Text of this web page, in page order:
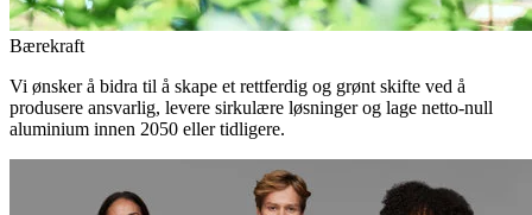
Bærekraft
Vi ønsker å bidra til å skape et rettferdig og grønt skifte ved å
produsere ansvarlig, levere sirkulære løsninger og lage netto-null
aluminium innen 2050 eller tidligere.